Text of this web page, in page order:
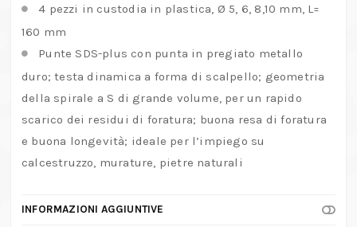
4 pezzi in custodia in plastica, Ø 5, 6, 8,10 mm, L=
160 mm
Punte SDS-plus con punta in pregiato metallo
duro; testa dinamica a forma di scalpello; geometria
della spirale a S di grande volume, per un rapido
scarico dei residui di foratura; buona resa di foratura
e buona longevità; ideale per l’impiego su
calcestruzzo, murature, pietre naturali
INFORMAZIONI AGGIUNTIVE